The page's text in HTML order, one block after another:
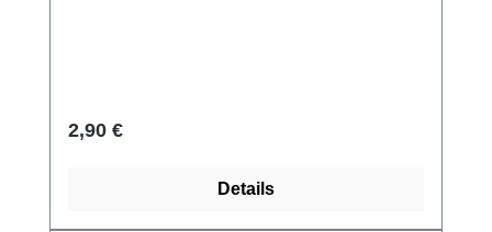
Regulärer Preis:
2,90 €
Details